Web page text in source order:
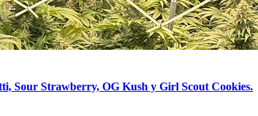
Sour Strawberry, OG Kush y Girl Scout Cookies.